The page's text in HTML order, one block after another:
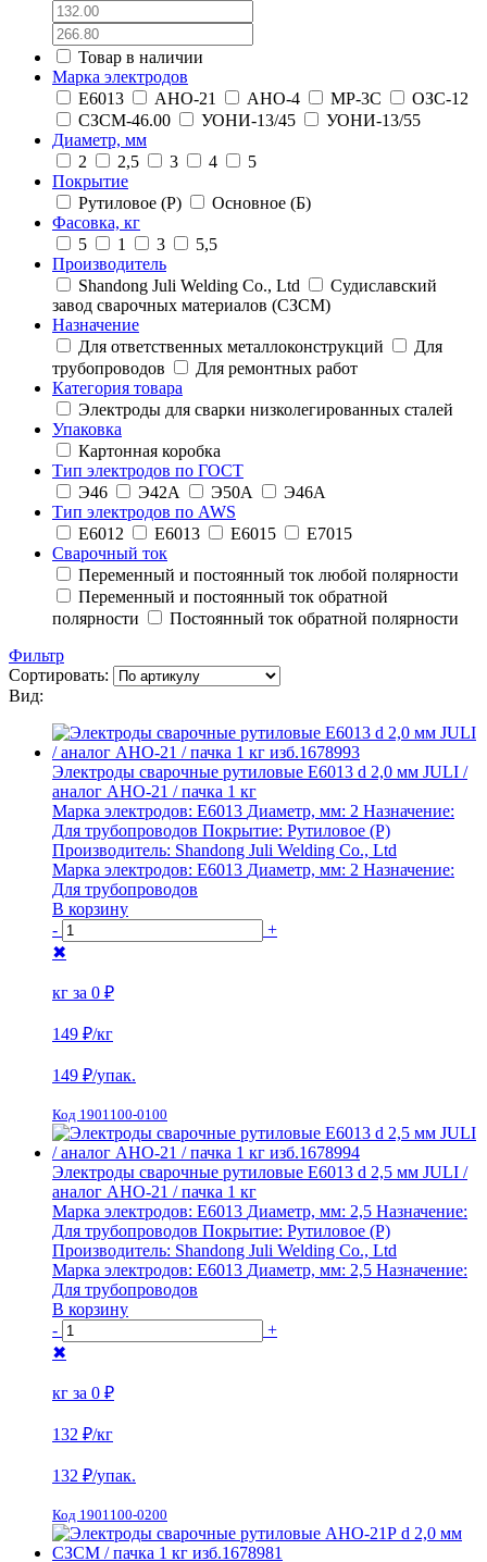
Товар в наличии
Марка электродов
E6013
АНО-21 АНО-4 МР-3С
ОЗС-12
СЗСМ-46.00
УОНИ-13/45
УОНИ-13/55
Диаметр, мм
2
2,5 3 4
5
Покрытие
Рутиловое (Р)
Основное (Б)
Фасовка, кг
5
1 3
5,5
Производитель
Shandong Juli Welding Co., Ltd
Судиславский
завод сварочных материалов (СЗСМ)
Назначение
Для ответственных металлоконструкций
Для
трубопроводов
Для ремонтных работ
Категория товара
Электроды для сварки низколегированных сталей
Упаковка
Картонная коробка
Тип электродов по ГОСТ
Э46
Э42А Э50А
Э46А
Тип электродов по AWS
E6012
E6013 E6015
E7015
Сварочный ток
Переменный и постоянный ток любой полярности
Переменный и постоянный ток обратной
полярности
Постоянный ток обратной полярности
Фильтр
Сортировать:
Вид:
Электроды сварочные рутиловые E6013 d 2,0 мм JULI /
аналог АНО-21 / пачка 1 кг
Марка электродов: E6013 Диаметр, мм: 2 Назначение:
Для трубопроводов Покрытие: Рутиловое (Р)
Производитель: Shandong Juli Welding Co., Ltd
Марка электродов: E6013 Диаметр, мм: 2 Назначение:
Для трубопроводов
В корзину
-
+
✖
кг за 0 ₽
149 ₽/кг
149 ₽/упак.
Код 1901100-0100
Электроды сварочные рутиловые E6013 d 2,5 мм JULI /
аналог АНО-21 / пачка 1 кг
Марка электродов: E6013 Диаметр, мм: 2,5 Назначение:
Для трубопроводов Покрытие: Рутиловое (Р)
Производитель: Shandong Juli Welding Co., Ltd
Марка электродов: E6013 Диаметр, мм: 2,5 Назначение:
Для трубопроводов
В корзину
-
+
✖
кг за 0 ₽
132 ₽/кг
132 ₽/упак.
Код 1901100-0200